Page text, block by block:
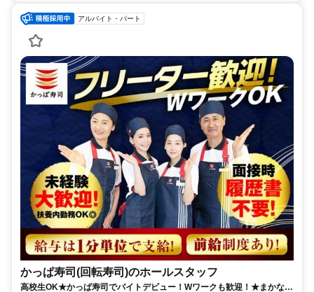
アルバイト・パート
かっぱ寿司(回転寿司)のホールスタッフ
高校生OK★かっぱ寿司でバイトデビュー！Wワークも歓迎！★まかない